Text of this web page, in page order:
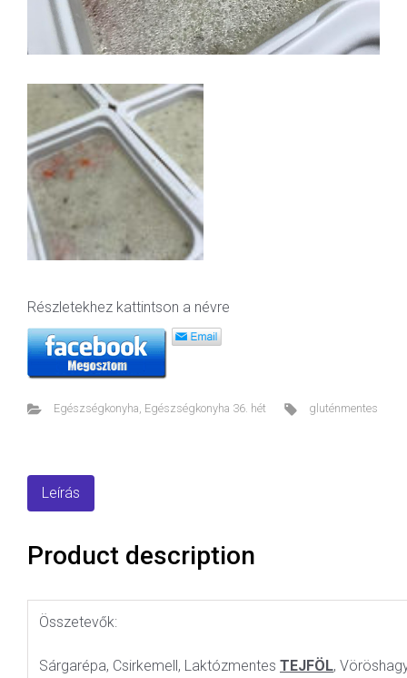
Részletekhez kattintson a névre
Egészségkonyha, Egészségkonyha 36. hét gluténmentes
Leírás
Product description
Összetevők:
Sárgarépa, Csirkemell, Laktózmentes TEJFÖL,